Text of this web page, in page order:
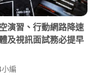
演習、行動網路降速
及視訊面試務必提早
編